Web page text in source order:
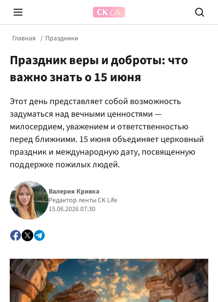
Prosecco Time
Главная Праздники
Праздник веры и доброты: что
важно знать о 15 июня
Этот день представляет собой возможность
задуматься над вечными ценностями —
милосердием, уважением и ответственностью
перед ближними. 15 июня объединяет церковный
праздник и международную дату, посвященную
поддержке пожилых людей.
Валерия Кривка
Редактор ленты CK Life
15.06.2026 07:30